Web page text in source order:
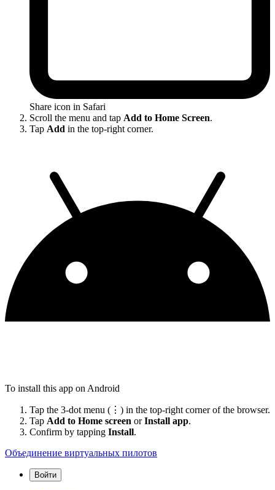
Share icon in Safari
Scroll the menu and tap Add to Home Screen.
Tap Add in the top-right corner.
To install this app on Android
Tap the 3-dot menu (⋮) in the top-right corner of the browser.
Tap Add to Home screen orInstall app.
Confirm by tapping Install.
Объединение виртуальных пилотов
Войти